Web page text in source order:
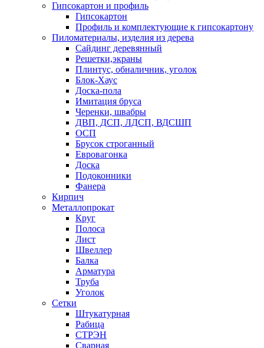
Гипсокартон и профиль
Гипсокартон
Профиль и комплектующие к гипсокартону
Пиломатериалы, изделия из дерева
Сайдинг деревянный
Решетки,экраны
Плинтус, обналичник, уголок
Блок-Хаус
Доска-пола
Имитация бруса
Черенки, швабры
ДВП, ДСП, ЛДСП, ВДСШП
ОСП
Брусок строганный
Евровагонка
Доска
Подоконники
Фанера
Кирпич
Металлопрокат
Круг
Полоса
Лист
Швеллер
Балка
Арматура
Труба
Уголок
Сетки
Штукатурная
Рабица
СТРЭН
Сварная